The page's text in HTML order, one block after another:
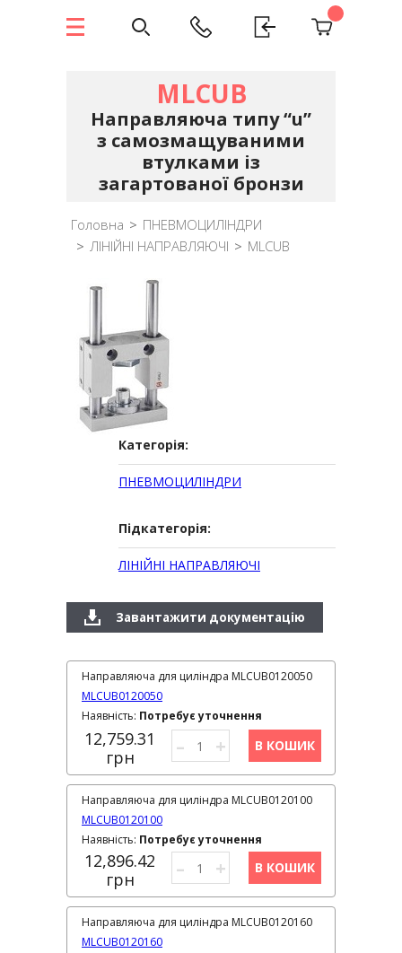
MLCUB
Направляюча типу “u”
з самозмащуваними
втулками із
загартованої бронзи
Головна > ПНЕВМОЦИЛІНДРИ
> ЛІНІЙНІ НАПРАВЛЯЮЧІ > MLCUB
Категорія:
ПНЕВМОЦИЛІНДРИ
Підкатегорія:
ЛІНІЙНІ НАПРАВЛЯЮЧІ
Завантажити документацію
MLCUB0120050
Направляюча для циліндра MLCUB0120050
12,759.31
грн
Наявність: Потребує уточнення
– + В КОШИК
MLCUB0120100
Направляюча для циліндра MLCUB0120100
12,896.42
грн
Наявність: Потребує уточнення
– + В КОШИК
MLCUB0120160
Направляюча для циліндра MLCUB0120160